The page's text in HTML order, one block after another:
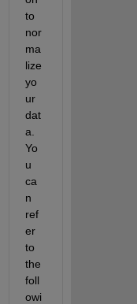
to
nor
ma
lize
yo
ur
dat
a.
Yo
u
ca
n
ref
er
to
the
foll
owi